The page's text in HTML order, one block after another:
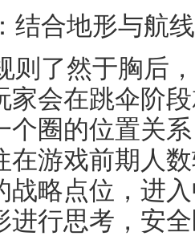
结合地形与航
则了然于胸后
家会在跳伞阶
个圈的位置关
在游戏前期人
战略点位，进
进行思考，安